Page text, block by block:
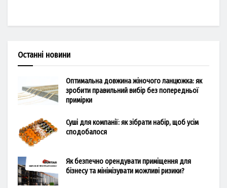
Останні новини
Оптимальна довжина жіночого ланцюжка: як
зробити правильний вибір без попередньої
примірки
Суші для компанії: як зібрати набір, щоб усім
сподобалося
Як безпечно орендувати приміщення для
бізнесу та мінімізувати можливі ризики?